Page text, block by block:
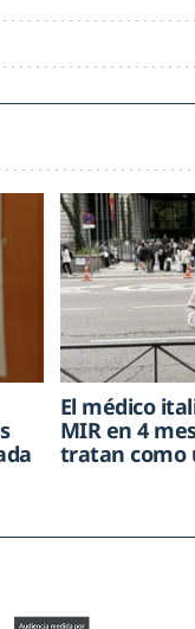
El médico
MIR en 4
tratan como